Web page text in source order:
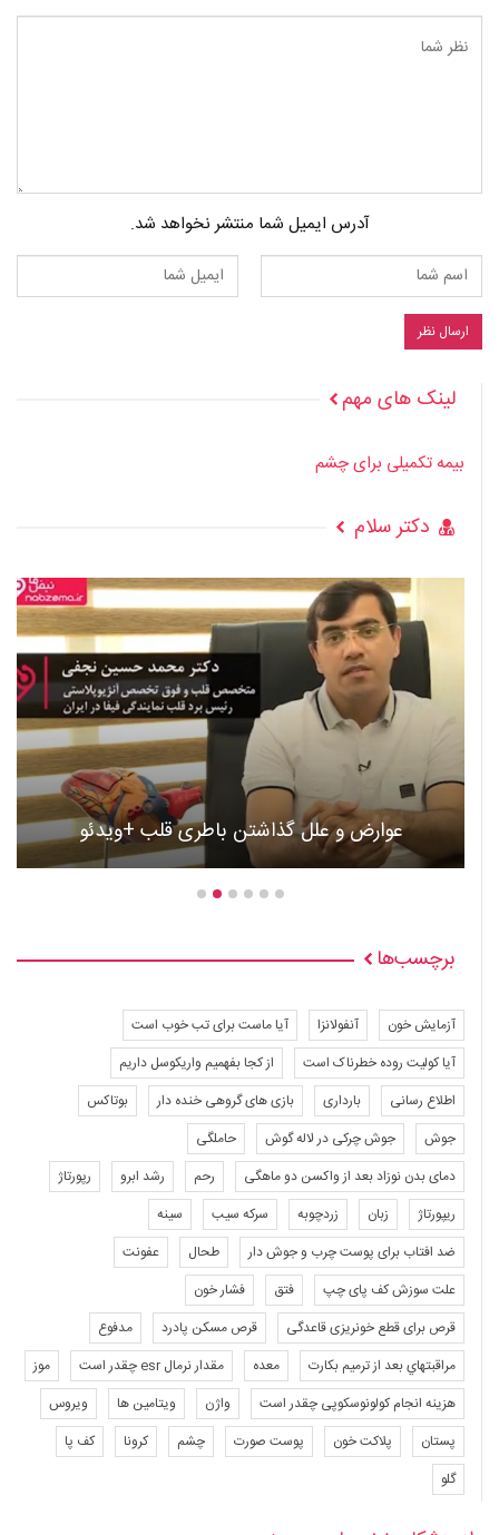
آدرس ایمیل شما منتشر نخواهد شد.
لینک های مهم
بیمه تکمیلی برای چشم
دکتر سلام
عوارض و علل گذاشتن باطری قلب +ویدئو
برچسب‌ها
آزمایش خون آنفولانزا
آیا ماست برای تب خوب است
آیا کولیت روده خطرناک است
از کجا بفهمیم واریکوسل داریم
اطلاع رسانی
بارداری بازی های گروهی خنده دار
بوتاکس
جوش
جوش چرکی در لاله گوش
حاملگی
دمای بدن نوزاد بعد از واکسن دو ماهگی
رحم رشد ابرو
رپورتاژ
ریپورتاژ
زبان زردچوبه سرکه سیب
سینه
ضد افتاب برای پوست چرب و جوش دار
طحال
عفونت
علت سوزش کف پای چپ
فتق
فشار خون
قرص برای قطع خونریزی قاعدگی
قرص مسکن پادرد
مدفوع
مراقبتهاي بعد از ترميم بكارت
معده مقدار نرمال esr چقدر است
موز
هزینه انجام کولونوسکوپی چقدر است
واژن ویتامین ها
ویروس
پستان
پلاکت خون پوست صورت چشم کرونا
کف پا
گلو